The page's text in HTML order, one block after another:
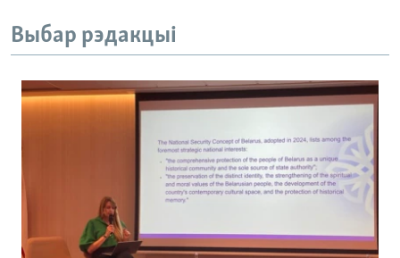
Выбар рэдакцыі